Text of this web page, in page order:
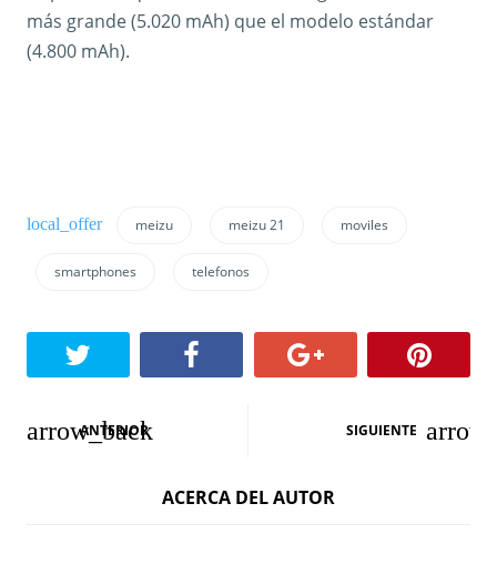
más grande (5.020 mAh) que el modelo estándar
(4.800 mAh).
meizu meizu 21 moviles
smartphones telefonos
N
ANTERIOR SIGUIENTE
ACERCA DEL AUTOR